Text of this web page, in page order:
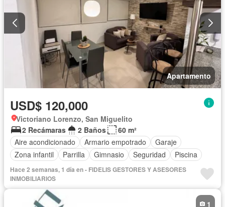
Apartamento
USD$ 120,000
Victoriano Lorenzo, San Miguelito
2 Recámaras
2 Baños
60 m²
Aire acondicionado
Armario empotrado
Garaje
Zona infantil
Parrilla Gimnasio Seguridad Piscina
Hace 2 semanas, 1 día en - FIDELIS GESTORES Y ASESORES
INMOBILIARIOS
1